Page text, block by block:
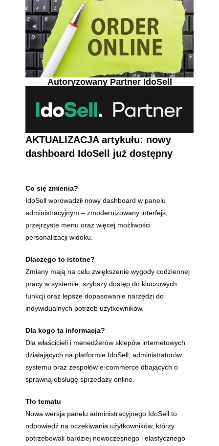
Autoryzowany Partner IdoSell
AKTUALIZACJA artykułu: nowy
dashboard IdoSell już dostępny
Co się zmienia?
IdoSell wprowadził nowy dashboard w panelu
administracyjnym – zmodernizowany interfejs,
przejrzyste menu oraz więcej możliwości
personalizacji widoku.
Dlaczego to istotne?
Zmiany mają na celu zwiększenie wygody codziennej
pracy w systemie, szybszy dostęp do kluczowych
funkcji oraz lepsze dopasowanie narzędzi do
indywidualnych potrzeb użytkowników.
Dla kogo ta informacja?
Dla właścicieli i menedżerów sklepów internetowych
działających na platformie IdoSell, administratorów
systemu oraz zespołów e-commerce dbających o
sprawną obsługę sprzedaży online.
Tło tematu
Nowa wersja panelu administracyjnego IdoSell to
odpowiedź na oczekiwania użytkowników, którzy
potrzebowali bardziej nowoczesnego i elastycznego